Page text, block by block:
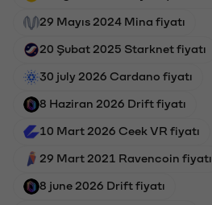
29 Mayıs 2024 Mina fiyatı
20 Şubat 2025 Starknet fiyatı
30 july 2026 Cardano fiyatı
8 Haziran 2026 Drift fiyatı
10 Mart 2026 Ceek VR fiyatı
29 Mart 2021 Ravencoin fiyatı
8 june 2026 Drift fiyatı